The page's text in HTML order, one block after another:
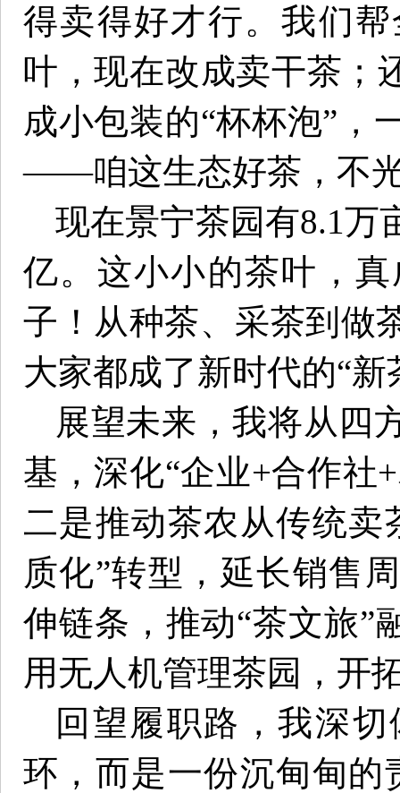
得卖得好才行。我们
叶，现在改成卖干茶；
成小包装的“杯杯泡”，
——咱这生态好茶，不
现在景宁茶园有8.1万
亿。这小小的茶叶，
子！从种茶、采茶到做
大家都成了新时代的“新
展望未来，我将从四
基，深化“企业+合作社
二是推动茶农从传统卖
质化”转型，延长销售
伸链条，推动“茶文旅”
用无人机管理茶园，开
回望履职路，我深
环，而是一份沉甸甸的